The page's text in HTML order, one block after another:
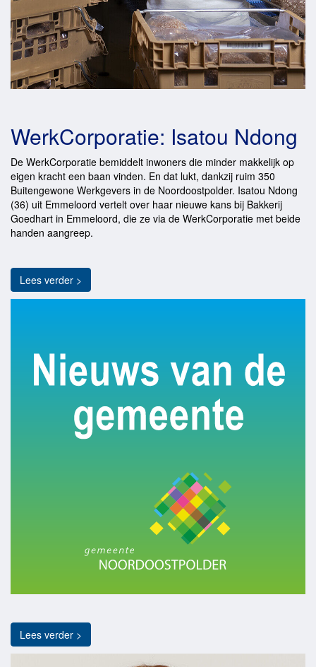
WerkCorporatie: Isatou Ndong
De WerkCorporatie bemiddelt inwoners die minder makkelijk op
eigen kracht een baan vinden. En dat lukt, dankzij ruim 350
Buitengewone Werkgevers in de Noordoostpolder. Isatou Ndong
(36) uit Emmeloord vertelt over haar nieuwe kans bij Bakkerij
Goedhart in Emmeloord, die ze via de WerkCorporatie met beide
handen aangreep.
Lees verder >
Lees verder >